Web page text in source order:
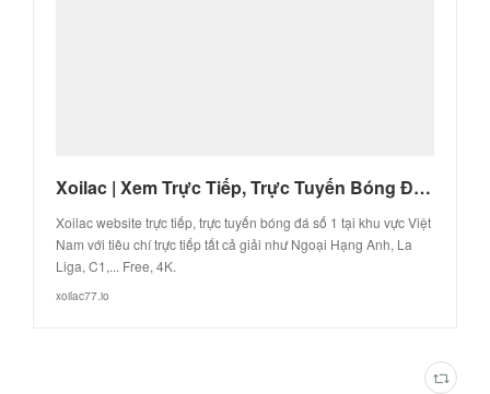
Xoilac | Xem Trực Tiếp, Trực Tuyến Bóng Đá HD | Xoilac TV
Xoilac website trực tiếp, trực tuyến bóng đá số 1 tại khu vực Việt
Nam với tiêu chí trực tiếp tất cả giải như Ngoại Hạng Anh, La
Liga, C1,... Free, 4K.
xoilac77.io